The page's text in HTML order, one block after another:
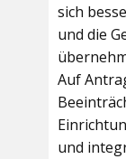
sich
und die
Auf
und